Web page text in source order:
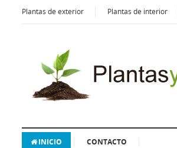
Plantas de exterior Plantas de interior
INICIO CONTACTO